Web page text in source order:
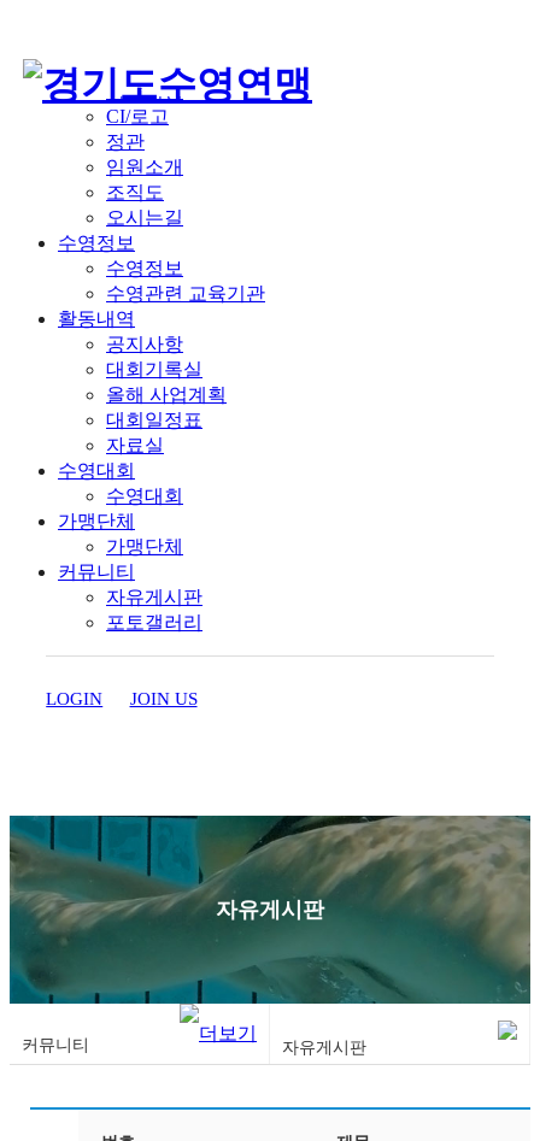
인사말
역대회장
CI/로고
정관
임원소개
조직도
오시는길
수영정보
수영정보
수영관련 교육기관
활동내역
공지사항
대회기록실
올해 사업계획
대회일정표
자료실
수영대회
수영대회
가맹단체
가맹단체
커뮤니티
자유게시판
포토갤러리
LOGIN JOIN US
자유게시판
커뮤니티 자유게시판